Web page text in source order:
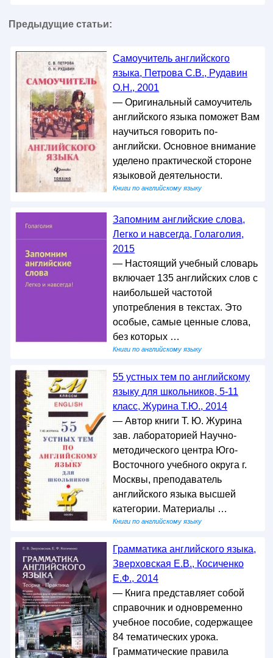
Предыдущие статьи:
Самоучитель английского
языка, Петрова С.В., Рудавин
О.Н., 2001
— Оригинальный самоучитель
английского языка поможет Вам
научиться говорить по-
английски. Основное внимание
уделено практической стороне
языковой деятельности.
Книги по английскому языку
Запомним английские слова,
Легко и навсегда, Голаголия,
2015
— Настоящий учебный словарь
включает 135 английских слов с
наибольшей частотой
употребления в текстах. Это
особые, самые ценные слова,
без которых …
Книги по английскому языку
55 устных тем по английскому
языку для школьников, 5-11
класс, Журина Т.Ю., 2014
— Автор книги Т. Ю. Журина
зав. лабораторией Научно-
методического центра Юго-
Восточного учебного округа г.
Москвы, преподаватель
английского языка высшей
категории. Материалы …
Книги по английскому языку
Грамматика английского языка,
Зверховская Е.В., Косиченко
Е.Ф., 2014
— Книга представляет собой
справочник и одновременно
учебное пособие, содержащее
84 тематических урока.
Грамматические правила